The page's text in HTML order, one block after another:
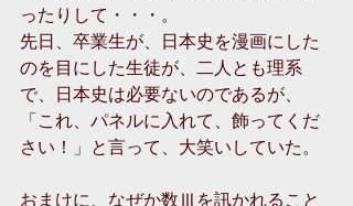
ったりして・・・。
先日、卒業生が、日本史を漫画にした
のを目にした生徒が、二人とも理系
で、日本史は必要ないのであるが、
「これ、パネルに入れて、飾ってくだ
さい！」と言って、大笑いしていた。
おまけに、なぜか数Ⅲを訊かれること